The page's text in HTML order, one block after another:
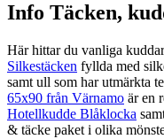
Info Täcken,
Här hittar du vanliga
Silkestäcken fyllda med
samt ull som har utmärkta
65x90 från Värnamo är en
Hotellkudde Blåklocka
& täcke paket i olika